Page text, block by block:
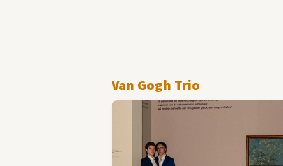
Van Gogh Trio